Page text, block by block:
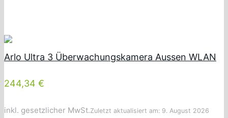
Arlo Ultra 3 Überwachungskamera Aussen WLAN
244,34 €
inkl. gesetzlicher MwSt.Zuletzt aktualisiert am: 9. August 2026